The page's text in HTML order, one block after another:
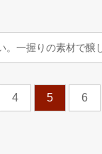
。一握りの素材で醸
4 5 6